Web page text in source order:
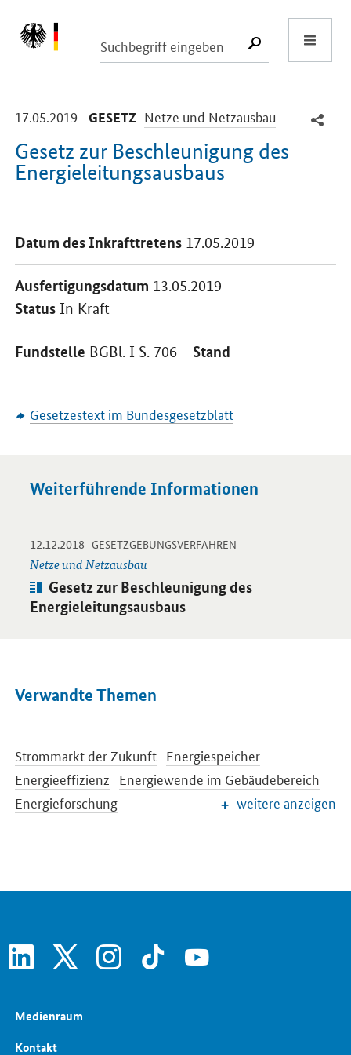
SUCHE
17.05.2019 -
GESETZ -
Netze und Netzausbau
Gesetz zur Beschleunigung des
Energieleitungsausbaus
Datum des Inkrafttretens 17.05.2019
Ausfertigungsdatum 13.05.2019
Status In Kraft
Fundstelle BGBl. I S. 706 Stand
Gesetzestext im Bundesgesetzblatt
Weiterführende Informationen
12.12.2018 -
GESETZGEBUNGSVERFAHREN
Netze und Netzausbau
Artikel:
Gesetz zur Beschleunigung des
Energieleitungsausbaus
Öffnet Einzelsicht
Verwandte Themen
Strommarkt der Zukunft Energiespeicher
Energieeffizienz Energiewende im Gebäudebereich
Energieforschung
Erneuerbare Energien EEG-Reform
weitere anzeigen
linkedin instagram tiktok youtube
Medienraum
Kontakt